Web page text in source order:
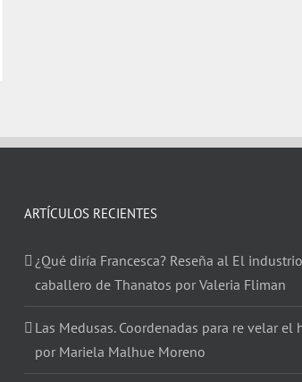
ARTÍCULOS RECIENTES
¿Qué diría Francesca? Reseña al El
caballero de Thanatos por Valeria Fliman
Las Medusas. Coordenadas para re velar el
por Mariela Malhue Moreno